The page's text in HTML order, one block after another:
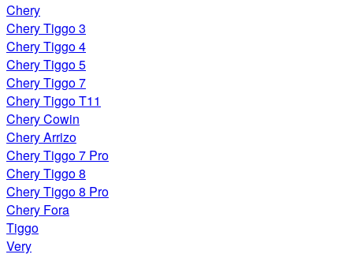
Chery
Chery Tiggo 3
Chery Tiggo 4
Chery Tiggo 5
Chery Tiggo 7
Chery Tiggo T11
Chery Cowin
Chery Arrizo
Chery Tiggo 7 Pro
Chery Tiggo 8
Chery Tiggo 8 Pro
Chery Fora
Tiggo
Very